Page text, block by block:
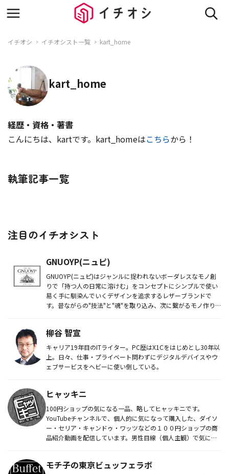
イチオシ イチオシスト一覧 kart_home
kart_home
経歴・資格・著書
こんにちは、kartです。kart_homeはこちらから！
執筆記事一覧
注目のイチオシスト
GNUOYP(ニュピ)
GNUOYP(ニュピ)はジャンルに捉われないボーダレスなモノ創
りで「持つ人の日常に溶けむ」をコンセプトにシンプルで使い
易く手に馴染んでいくデザインを追求するレザーブランドで
す。昔ながらの"技法"と"魂"を取り込み、次に繋がるモノ作りし
柳谷 智宣
キャリア19年目のITライター。PC歴はX1Cをはじめとし30年以
上。日々、仕事・プライベート問わずにデジタルデバイスやウ
ェブサービスをヘビーに使い倒している。
ヒャッキニ
100円ショップの気になる一品、略してヒャッキニです。
YouTubeチャンネルで、個人的に気になって購入した、ダイソ
ー・セリア・キャンドゥ・ワッツなどの１００円ショップの商
品紹介動画を配信しています。男性目線（個人主観）で気にな
モチ子の東京ビュッフェラボ